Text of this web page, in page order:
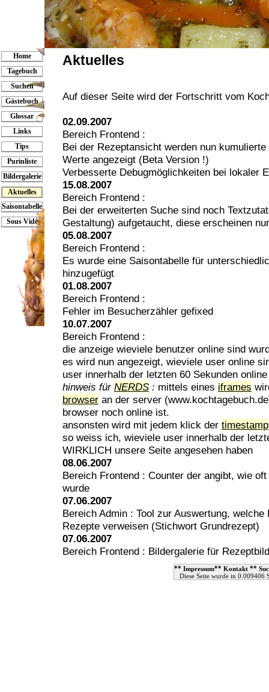
Home
Tagebuch
Suchen
Gästebuch
Glossar
Links
Tips
Purinliste
Bildergalerie
Aktuelles
Saisontabelle
Sous Vide
Aktuelles
Auf dieser Seite wird der Fortschritt vom
02.09.2007
Bereich Frontend :
Bei der Rezeptansicht werden nun
Werte angezeigt (Beta Version !)
Verbesserte Debugmöglichkeiten bei lokaler
15.08.2007
Bereich Frontend :
Bei der erweiterten Suche sind noch
Gestaltung) aufgetaucht, diese erscheinen
05.08.2007
Bereich Frontend :
Es wurde eine Saisontabelle für
hinzugefügt
01.08.2007
Bereich Frontend :
Fehler im Besucherzähler gefixed
10.07.2007
Bereich Frontend :
die anzeige wieviele benutzer online sind
es wird nun angezeigt, wieviele user online
user innerhalb der letzten 60 Sekunden
hinweis für NERDS : mittels eines iframes
browser an der server
browser noch online ist.
ansonsten wird mit jedem klick der timestamp
so weiss ich, wieviele user innerhalb der
WIRKLICH unsere Seite angesehen haben
08.06.2007
Bereich Frontend : Counter der angibt, wie
wurde
07.06.2007
Bereich Admin : Tool zur Auswertung, welche
Rezepte verweisen (Stichwort Grundrezept)
07.06.2007
Bereich Frontend : Bildergalerie für
** Impressum** Kontakt **
Diese Seite wurde in 0.009406